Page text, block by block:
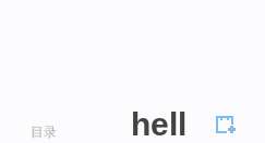
目录 hell